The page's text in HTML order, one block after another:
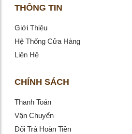
THÔNG TIN
Giới Thiệu
Hệ Thống Cửa Hàng
Liên Hệ
CHÍNH SÁCH
Thanh Toán
Vận Chuyển
Đổi Trả Hoàn Tiền